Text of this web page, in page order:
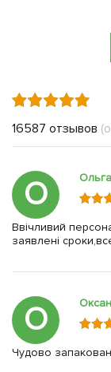
16587 отзывов
О Ольга
Ввічливий
заявлені
О
Чудово